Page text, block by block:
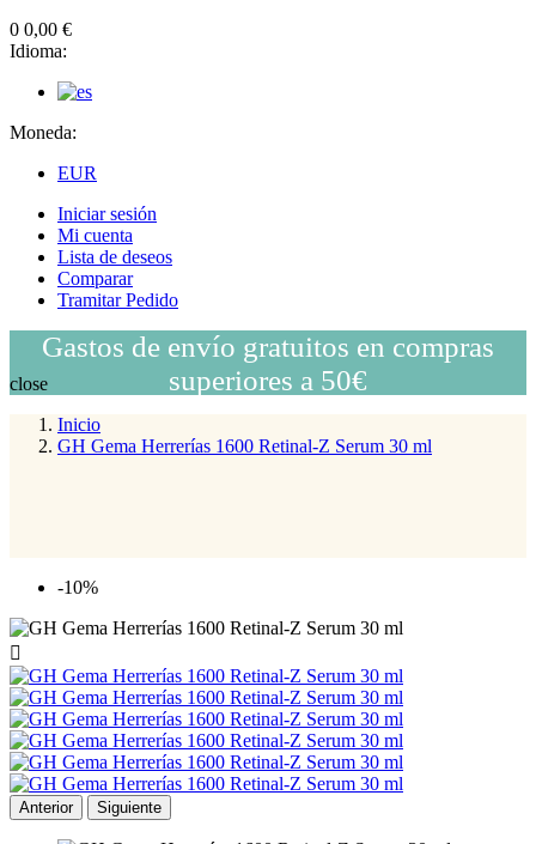
0 0,00 €
Idioma:
Moneda:
EUR
Iniciar sesión
Mi cuenta
Lista de deseos
Comparar
Tramitar Pedido
Gastos de envío gratuitos en compras
superiores a 50€
close
Inicio
GH Gema Herrerías 1600 Retinal-Z Serum 30 ml
-10%

Anterior Siguiente